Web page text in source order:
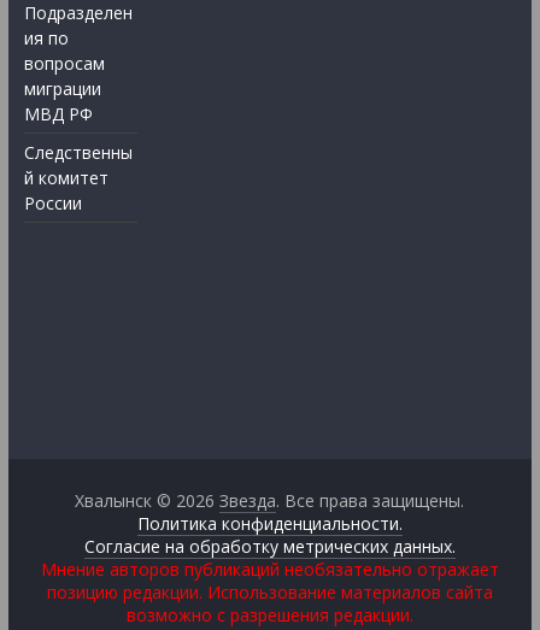
Подразделен
ия по
вопросам
миграции
МВД РФ
Следственны
й комитет
России
Хвалынск © 2026Звезда. Все права защищены.
Политика конфиденциальности.
Согласие на обработку метрических данных.
Мнение авторов публикаций необязательно отражает
позицию редакции. Использование материалов сайта
возможно с разрешения редакции.